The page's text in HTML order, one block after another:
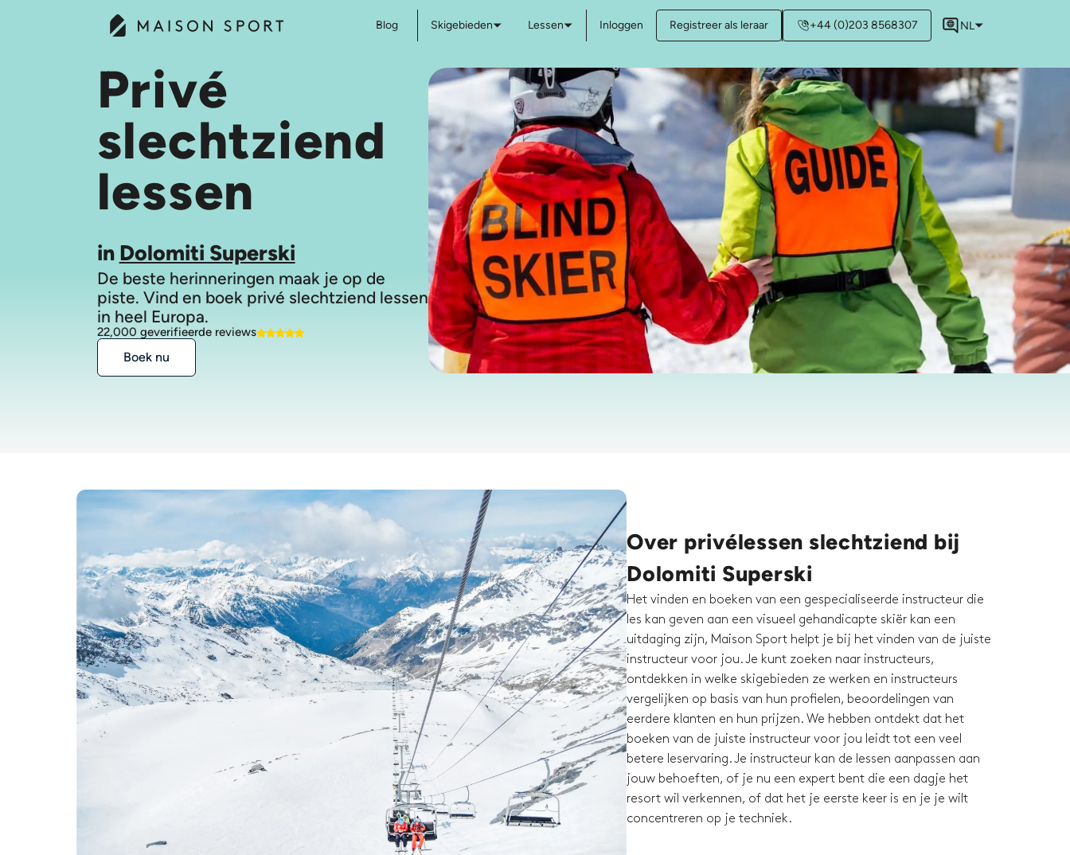
Blog Skigebieden Lessen Inloggen Registreer als leraar +44 (0)203 8568307 NL
Privé
slechtziend
lessen
in Dolomiti Superski
De beste herinneringen maak je op de
piste. Vind en boek privé slechtziend lessen
in heel Europa.
22,000 geverifieerde reviews
Boek nu
Over privélessen slechtziend bij
Dolomiti Superski
Het vinden en boeken van een gespecialiseerde instructeur die
les kan geven aan een visueel gehandicapte skiër kan een
uitdaging zijn, Maison Sport helpt je bij het vinden van de juiste
instructeur voor jou. Je kunt zoeken naar instructeurs,
ontdekken in welke skigebieden ze werken en instructeurs
vergelijken op basis van hun profielen, beoordelingen van
eerdere klanten en hun prijzen. We hebben ontdekt dat het
boeken van de juiste instructeur voor jou leidt tot een veel
betere leservaring. Je instructeur kan de lessen aanpassen aan
jouw behoeften, of je nu een expert bent die een dagje het
resort wil verkennen, of dat het je eerste keer is en je je wilt
concentreren op je techniek.